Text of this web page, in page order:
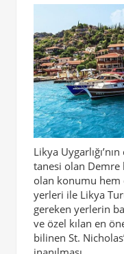
Likya
tanesi olan Demre
olan konumu hem
yerleri ile Likya
gereken yerlerin
ve özel kılan en
bilinen St.